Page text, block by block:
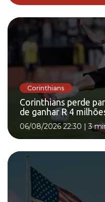
Corinthians
Corinthians perde
de ganhar R 4
06/08/2026 22:30 | 3